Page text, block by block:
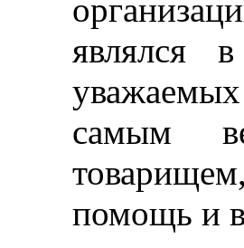
являлся
самым
помощь и